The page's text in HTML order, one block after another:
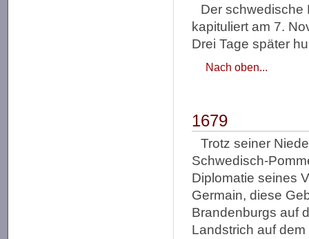
Der schwedische
kapituliert am 7.
Drei Tage später
Nach oben...
1679
Trotz seiner
Schwedisch-
Diplomatie seines
Germain, diese
Brandenburgs auf
Landstrich auf